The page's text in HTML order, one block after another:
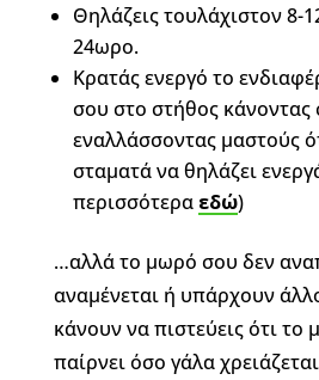
Θηλάζεις τουλάχιστον 8-
24ωρο.
Κρατάς ενεργό το
σου στο στήθος κάνοντας
εναλλάσσοντας μαστούς
σταματά να θηλάζει
περισσότερα εδώ)
…αλλά το μωρό σου δεν
αναμένεται ή υπάρχουν
κάνουν να πιστεύεις ότι
παίρνει όσο γάλα